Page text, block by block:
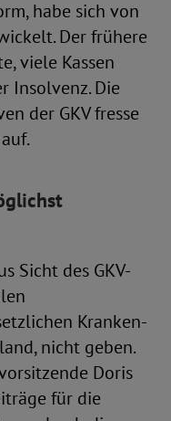
habe sich von
Der frühere
viele Kassen
Insolvenz. Die
der GKV fresse
Sicht des GKV-
Kranken-
nicht geben.
Doris
für die